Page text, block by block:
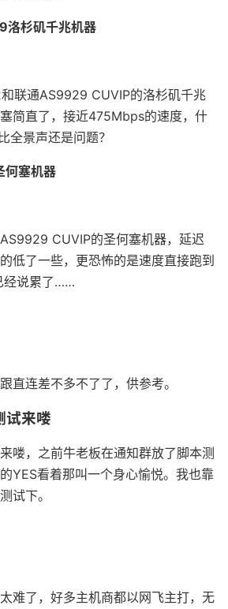
杉矶千兆机器
联通AS9929 CUVIP的洛杉矶千兆
简直了，接近475Mbps的速度，什
全景声还是问题？
塞机器
CUVIP的圣何塞机器，延迟
低了一些，更恐怖的是速度直接跑到
经说累了……
直连差不多不了了，供参考。
试来喽
喽，之前牛老板在通知群放了脚本测
YES看着那叫一个身心愉悦。我也靠
试下。
难了，好多主机商都以网飞主打，无